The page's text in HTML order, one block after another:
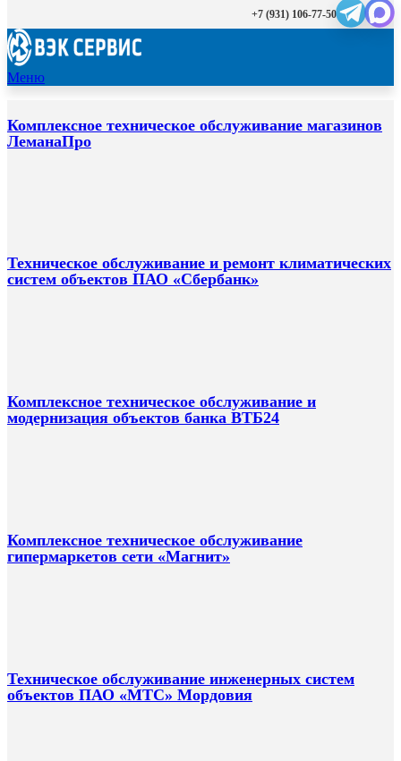
+7 (931) 106-77-50
Меню
Комплексное техническое обслуживание магазинов
ЛеманаПро
Техническое обслуживание и ремонт климатических
систем объектов ПАО «Сбербанк»
Комплексное техническое обслуживание и
модернизация объектов банка ВТБ24
Комплексное техническое обслуживание
гипермаркетов сети «Магнит»
Техническое обслуживание инженерных систем
объектов ПАО «МТС» Мордовия